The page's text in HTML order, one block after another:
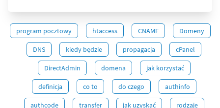
program pocztowy htaccess CNAME Domeny
DNS kiedy będzie propagacja cPanel
DirectAdmin domena jak korzystać
definicja co to do czego authinfo
authcode transfer jak uzyskać rodzaje